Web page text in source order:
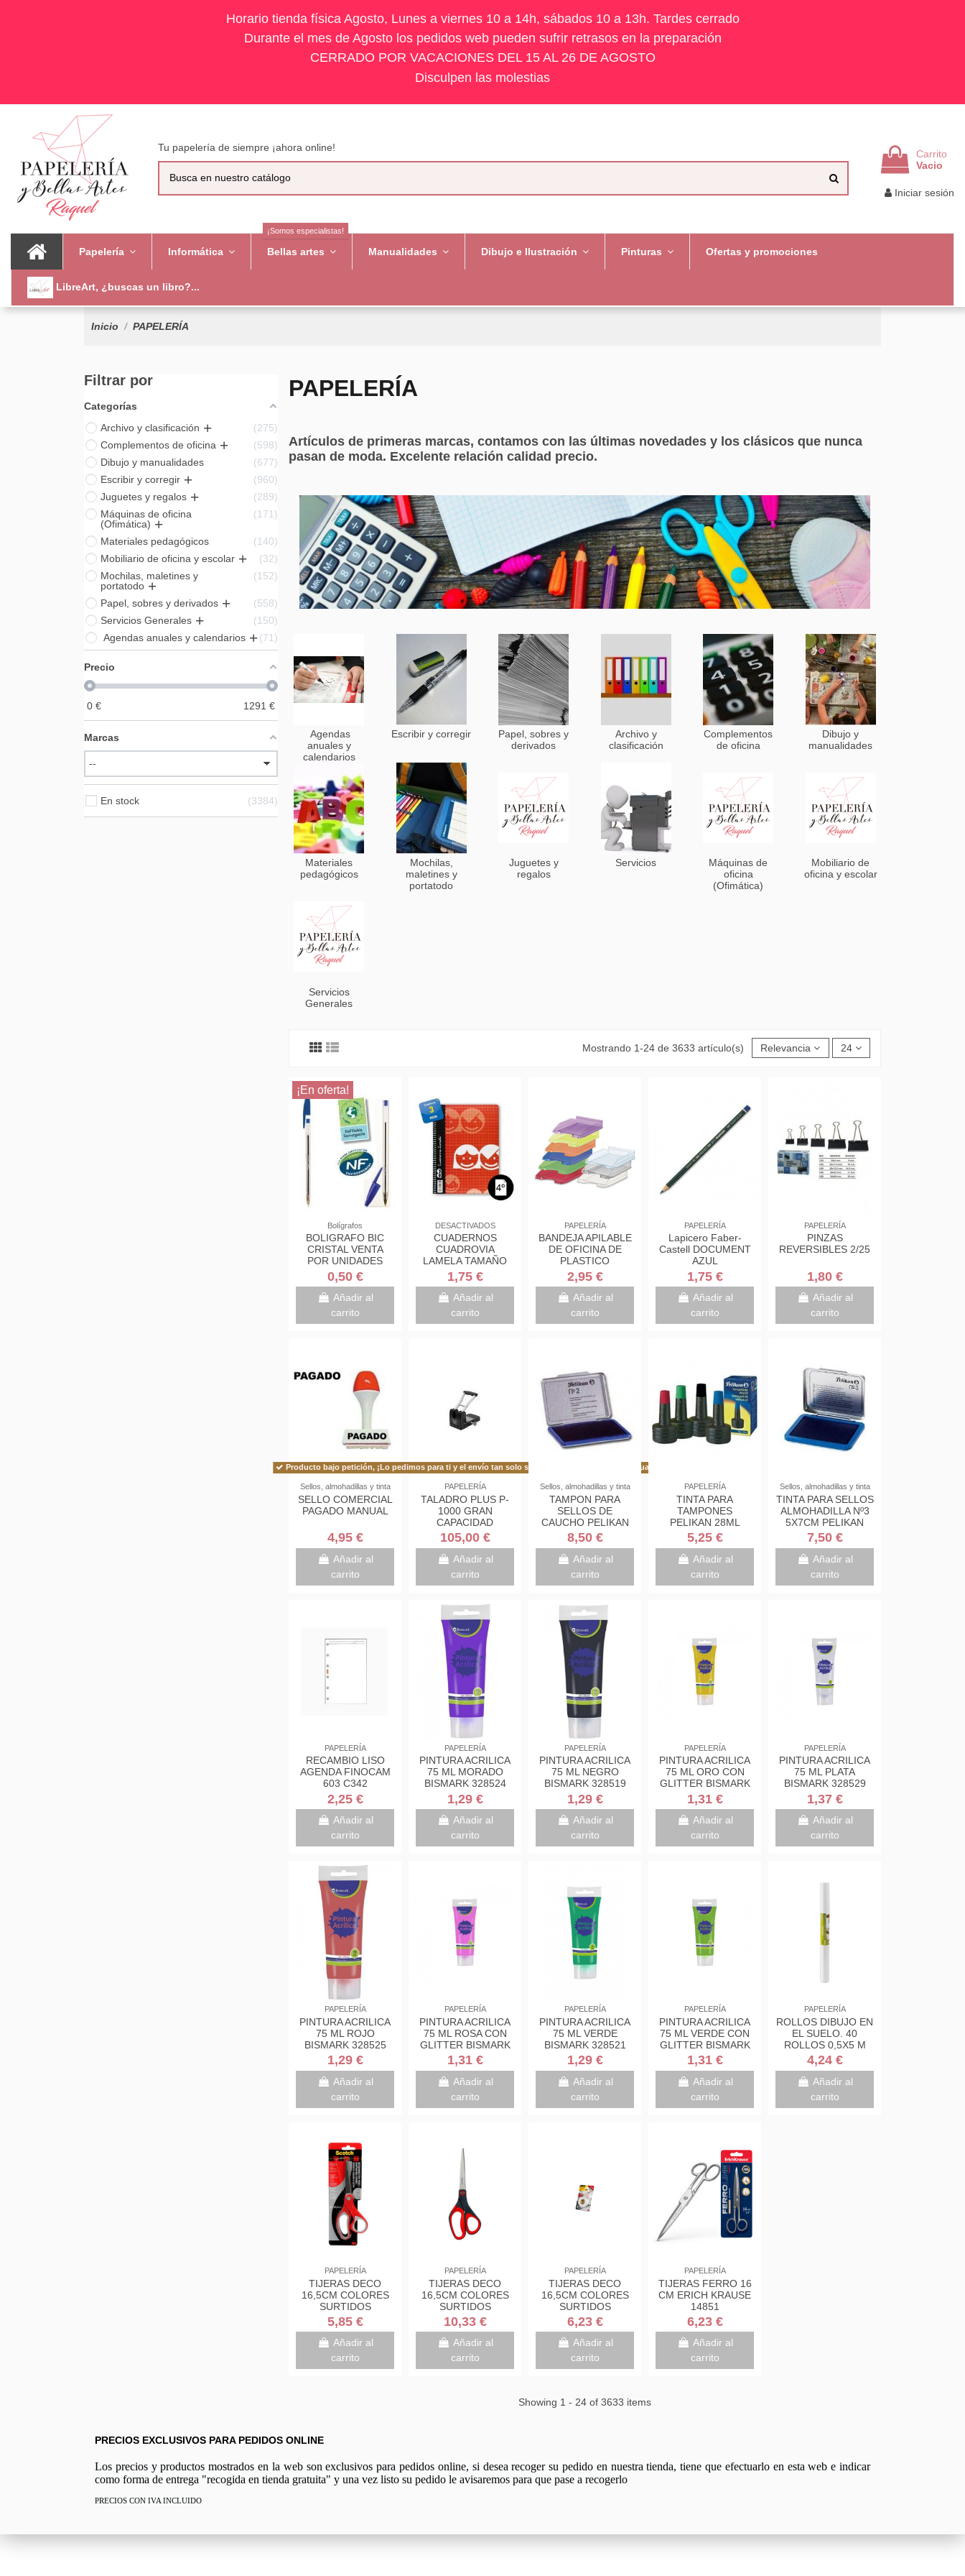
Horario tienda física Agosto, Lunes a viernes 10 a 14h, sábados 10 a 13h. Tardes cerrado
Durante el mes de Agosto los pedidos web pueden sufrir retrasos en la preparación
CERRADO POR VACACIONES DEL 15 AL 26 DE AGOSTO
Disculpen las molestias
Tu papelería de siempre ¡ahora online!
Carrito
Vacio
Iniciar sesión
Papelería Informática Bellas artes
¡Somos especialistas!
Manualidades Dibujo e Ilustración Pinturas Ofertas y promociones
LibreArt, ¿buscas un libro?...
Inicio PAPELERÍA
PAPELERÍA
Artículos de primeras marcas, contamos con las últimas novedades y los clásicos que nunca
pasan de moda. Excelente relación calidad precio.
Agendas
anuales y
calendarios
Escribir y corregir
Papel, sobres y
derivados
Archivo y
clasificación
Complementos
de oficina
Dibujo y
manualidades
Materiales
pedagógicos
Mochilas,
maletines y
portatodo
Juguetes y
regalos
Servicios
Máquinas de
oficina
(Ofimática)
Mobiliario de
oficina y escolar
Servicios
Generales
Mostrando 1-24 de 3633 artículo(s) Relevancia 24
¡En oferta!
Bolígrafos
BOLIGRAFO BIC
CRISTAL VENTA
POR UNIDADES
0,50 €
Añadir al
carrito
DESACTIVADOS
CUADERNOS
CUADROVIA
LAMELA TAMAÑO
CUARTO CON
ESPIRAL
1,75 €
Añadir al
carrito
PAPELERÍA
BANDEJA APILABLE
DE OFICINA DE
PLASTICO
350X250X65 MM.
COLOR
TRANSPARENTE
FAIBO 93-23
2,95 €
Añadir al
carrito
PAPELERÍA
Lapicero Faber-
Castell DOCUMENT
AZUL
1,75 €
Añadir al
carrito
PAPELERÍA
PINZAS
REVERSIBLES 2/25
1,80 €
Añadir al
carrito
En stock
Sellos, almohadillas y tinta
SELLO COMERCIAL
PAGADO MANUAL
4,95 €
Añadir al
carrito
Producto bajo petición, ¡Lo pedimos para ti y el envío tan solo se demora 48h más de lo habitual!
PAPELERÍA
TALADRO PLUS P-
1000 GRAN
CAPACIDAD
100HOJAS
105,00 €
Añadir al
carrito
Sellos, almohadillas y tinta
TAMPON PARA
SELLOS DE
CAUCHO PELIKAN
Nº2 7X11CMS
8,50 €
Añadir al
carrito
PAPELERÍA
TINTA PARA
TAMPONES
PELIKAN 28ML
5,25 €
Añadir al
carrito
Sellos, almohadillas y tinta
TINTA PARA SELLOS
ALMOHADILLA Nº3
5X7CM PELIKAN
7,50 €
Añadir al
carrito
PAPELERÍA
RECAMBIO LISO
AGENDA FINOCAM
603 C342
2,25 €
Añadir al
carrito
PAPELERÍA
PINTURA ACRILICA
75 ML MORADO
BISMARK 328524
1,29 €
Añadir al
carrito
PAPELERÍA
PINTURA ACRILICA
75 ML NEGRO
BISMARK 328519
1,29 €
Añadir al
carrito
PAPELERÍA
PINTURA ACRILICA
75 ML ORO CON
GLITTER BISMARK
328672
1,31 €
Añadir al
carrito
PAPELERÍA
PINTURA ACRILICA
75 ML PLATA
BISMARK 328529
1,37 €
Añadir al
carrito
PAPELERÍA
PINTURA ACRILICA
75 ML ROJO
BISMARK 328525
1,29 €
Añadir al
carrito
PAPELERÍA
PINTURA ACRILICA
75 ML ROSA CON
GLITTER BISMARK
328671
1,31 €
Añadir al
carrito
PAPELERÍA
PINTURA ACRILICA
75 ML VERDE
BISMARK 328521
1,29 €
Añadir al
carrito
PAPELERÍA
PINTURA ACRILICA
75 ML VERDE CON
GLITTER BISMARK
328675
1,31 €
Añadir al
carrito
PAPELERÍA
ROLLOS DIBUJO EN
EL SUELO. 40
ROLLOS 0,5X5 M
GUARRO CANSON
KIDS C200003210
4,24 €
Añadir al
carrito
PAPELERÍA
TIJERAS DECO
16,5CM COLORES
SURTIDOS
VERDE/AZUL/ROSA
1561DS-M SCOTH
7000034004
5,85 €
Añadir al
carrito
PAPELERÍA
TIJERAS DECO
16,5CM COLORES
SURTIDOS
VERDE/AZUL/ROSA
1561DS-M SCOTH
7000034004
10,33 €
Añadir al
carrito
PAPELERÍA
TIJERAS DECO
16,5CM COLORES
SURTIDOS
VERDE/AZUL/ROSA
1561DS-M SCOTH
7000034004
6,23 €
Añadir al
carrito
PAPELERÍA
TIJERAS FERRO 16
CM ERICH KRAUSE
14851
6,23 €
Añadir al
carrito
Showing 1 - 24 of 3633 items
Filtrar por
Categorías
Archivo y clasificación
275
Complementos de oficina
598
Dibujo y manualidades
677
Escribir y corregir
960
Juguetes y regalos
289
Máquinas de oficina
(Ofimática)
171
Materiales pedagógicos
140
Mobiliario de oficina y escolar
32
Mochilas, maletines y
portatodo
152
Papel, sobres y derivados
558
Servicios Generales
150
Agendas anuales y calendarios
71
Precio
0 € 1291 €
Marcas
En stock 3384
PRECIOS EXCLUSIVOS PARA PEDIDOS ONLINE
Los precios y productos mostrados en la web son exclusivos para pedidos online, si desea recoger su pedido en nuestra tienda, tiene que efectuarlo en esta web e indicar
como forma de entrega "recogida en tienda gratuita" y una vez listo su pedido le avisaremos para que pase a recogerlo
PRECIOS CON IVA INCLUIDO